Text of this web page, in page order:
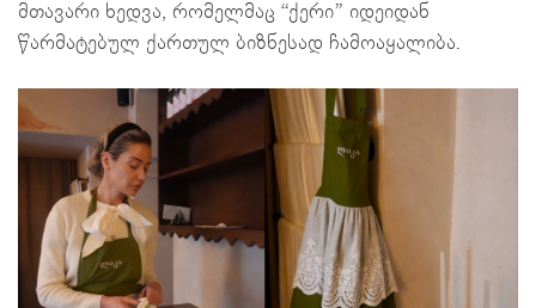
მთავარი ხედვა, რომელმაც “ქერი” იდეიდან
წარმატებულ ქართულ ბიზნესად ჩამოაყალიბა.